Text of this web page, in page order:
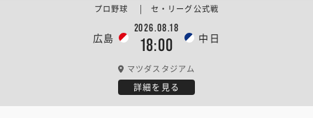
広島
2026.08.18
18:00 中日
プロ野球 | セ・リーグ公式戦
マツダスタジアム
詳細を見る